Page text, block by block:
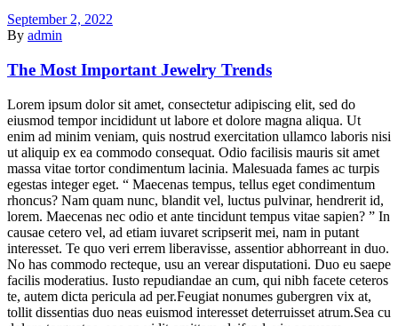
September 2, 2022
By admin
The Most Important Jewelry Trends
Lorem ipsum dolor sit amet, consectetur adipiscing elit, sed do
eiusmod tempor incididunt ut labore et dolore magna aliqua. Ut
enim ad minim veniam, quis nostrud exercitation ullamco laboris nisi
ut aliquip ex ea commodo consequat. Odio facilisis mauris sit amet
massa vitae tortor condimentum lacinia. Malesuada fames ac turpis
egestas integer eget. “ Maecenas tempus, tellus eget condimentum
rhoncus? Nam quam nunc, blandit vel, luctus pulvinar, hendrerit id,
lorem. Maecenas nec odio et ante tincidunt tempus vitae sapien? ” In
causae cetero vel, ad etiam iuvaret scripserit mei, nam in putant
interesset. Te quo veri errem liberavisse, assentior abhorreant in duo.
No has commodo recteque, usu an verear disputationi. Duo eu saepe
facilis moderatius. Iusto repudiandae an cum, qui nibh facete ceteros
te, autem dicta pericula ad per.Feugiat nonumes gubergren vix at,
tollit dissentias duo neas euismod interesset deterruisset atrum.Sea cu